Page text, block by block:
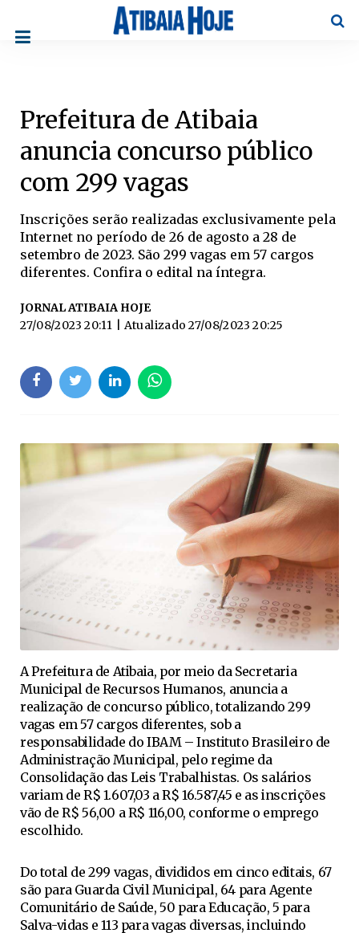
Prefeitura de Atibaia
anuncia concurso público
com 299 vagas
Inscrições serão realizadas exclusivamente pela
Internet no período de 26 de agosto a 28 de
setembro de 2023. São 299 vagas em 57 cargos
diferentes. Confira o edital na íntegra.
JORNAL ATIBAIA HOJE
27/08/2023 20:11
| Atualizado 27/08/2023 20:25
A Prefeitura de Atibaia, por meio da Secretaria
Municipal de Recursos Humanos, anuncia a
realização de concurso público, totalizando 299
vagas em 57 cargos diferentes, sob a
responsabilidade do IBAM – Instituto Brasileiro de
Administração Municipal, pelo regime da
Consolidação das Leis Trabalhistas. Os salários
variam de R$ 1.607,03 a R$ 16.587,45 e as inscrições
vão de R$ 56,00 a R$ 116,00, conforme o emprego
escolhido.
Do total de 299 vagas, divididos em cinco editais, 67
são para Guarda Civil Municipal, 64 para Agente
Comunitário de Saúde, 50 para Educação, 5 para
Salva-vidas e 113 para vagas diversas, incluindo